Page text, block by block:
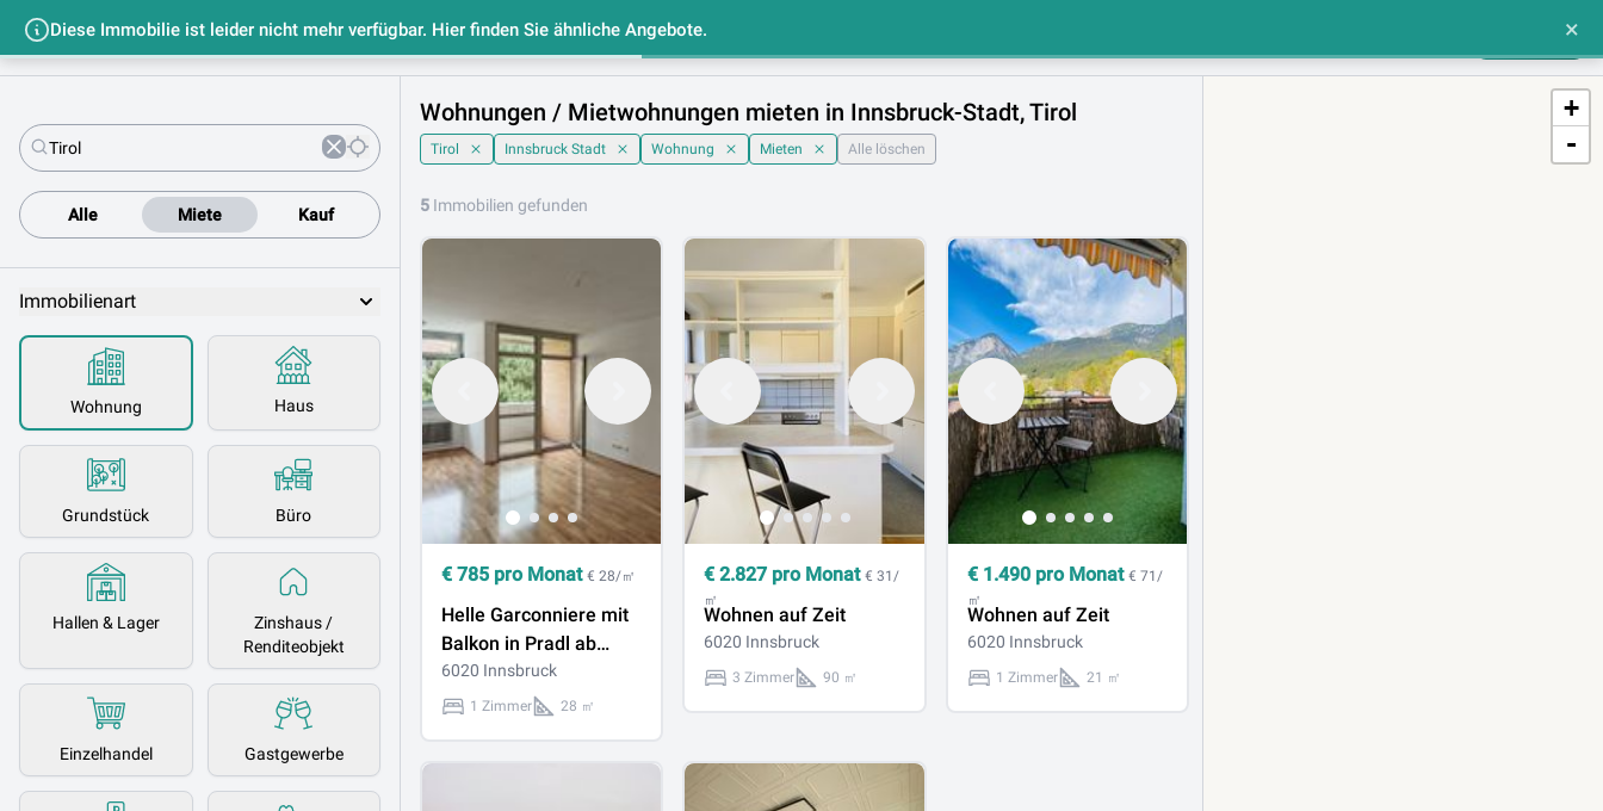
Startseite Makler Liste Gespeicherte Immobilien Für Makler
Alle Miete Kauf
Immobilienart
Wohnung Haus
Grundstück Büro
Hallen & Lager
Zinshaus /
Renditeobjekt
Einzelhandel Gastgewerbe
Wohnungen / Mietwohnungen mieten in Innsbruck-Stadt, Tirol
Tirol Innsbruck Stadt Wohnung Mieten Alle löschen
5 Immobilien gefunden
€ 785 pro Monat € 28/㎡
Helle Garconniere mit
Balkon in Pradl ab
sofort verfügbar
6020 Innsbruck
1 Zimmer 28 ㎡
€2.827 pro Monat€ 31/
㎡
Wohnen auf Zeit
6020 Innsbruck
3 Zimmer 90 ㎡
€ 1.490pro Monat € 71/
㎡
Wohnen auf Zeit
6020 Innsbruck
1 Zimmer 21 ㎡
+
-
Diese Immobilie ist leider nicht mehr verfügbar. Hier finden Sie ähnliche Angebote. ×